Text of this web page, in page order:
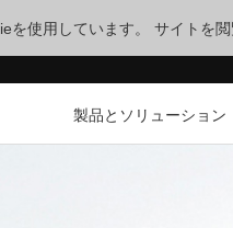
を使用しています。 サイトを
製品とソリューション